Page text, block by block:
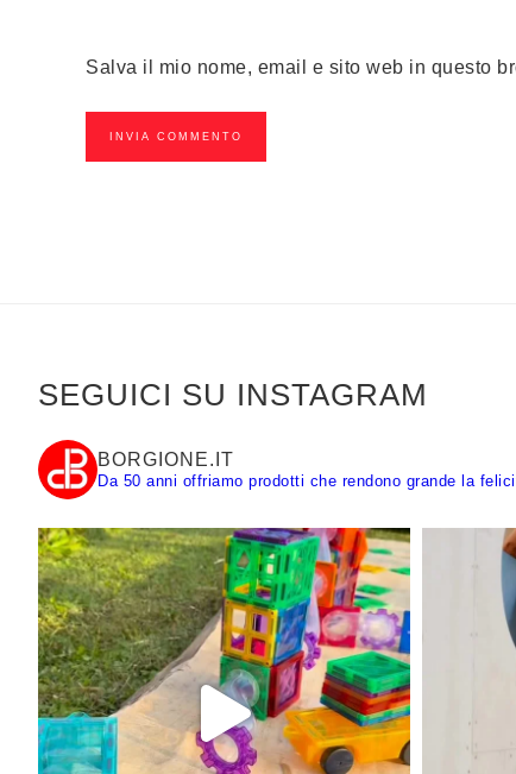
Salva il mio nome, email e sito web in questo
SEGUICI SU INSTAGRAM
BORGIONE.IT
Da 50 anni offriamo prodotti che rendono grande la